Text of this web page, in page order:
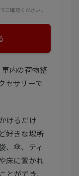
ご確認ください。
内の荷物整
セサリーで
けるだけ
好きな場所
、傘、ティ
床に置かれ
ができ、